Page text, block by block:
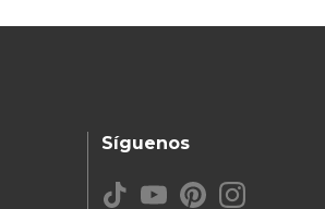
Síguenos